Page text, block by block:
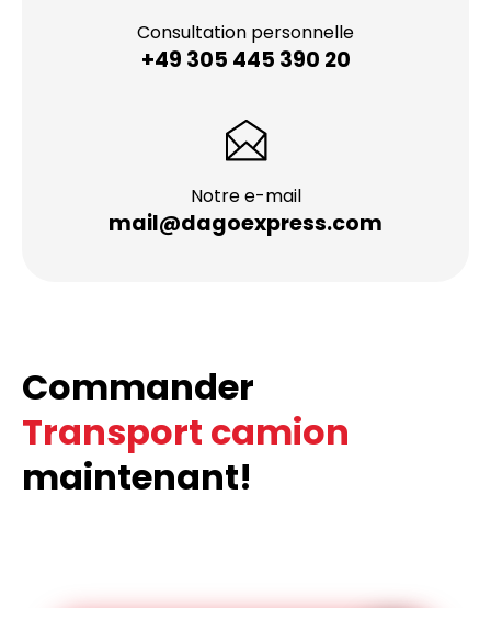
Consultation personnelle
+49 305 445 390 20
Notre e-mail
mail@dagoexpress.com
Commander
Transport camion
maintenant!